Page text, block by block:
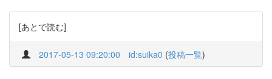
[あとで読む]
2017-05-13 09:20:00 id:suika0 (投稿一覧)